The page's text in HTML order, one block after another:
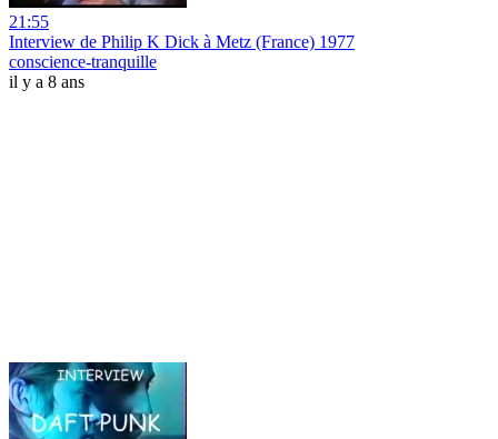
21:55
Interview de Philip K Dick à Metz (France) 1977
conscience-tranquille
il y a 8 ans